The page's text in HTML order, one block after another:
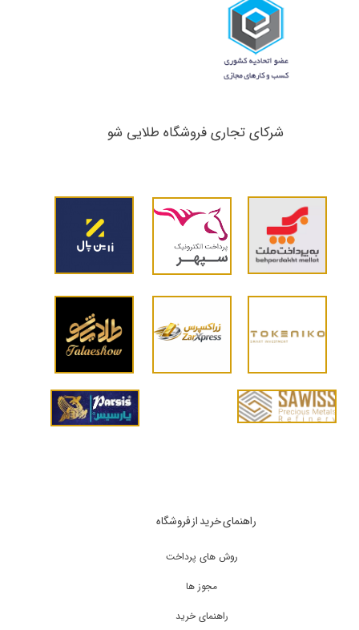
روش های پرداخت
مجوز ها
راهنمای خرید
راهنمای خرید از فروشگاه
شرکای تجاری ​​​​​​​فروشگاه طلایی شو